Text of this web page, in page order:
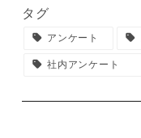
タグ
アンケート
社内アンケート